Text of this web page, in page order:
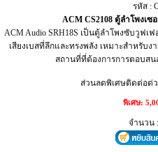
รหัส :
ACM CS2108 ตู้ลำโพงเซ
ACM Audio SRH18S เป็นตู้ลำโพงซับวูฟ
เสียงเบสที่ลึกและทรงพลัง เหมาะสำหรับ
สถานที่ที่ต้องการการตอบส
ส่วนลดพิเศษติดต่อด่วน
พิเศษ:
จำนวน :